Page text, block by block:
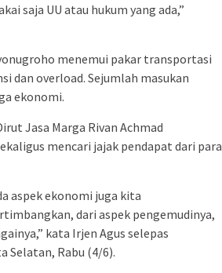
saja UU atau hukum yang ada,”
menemui pakar transportasi
dan overload. Sejumlah masukan
ekonomi.
Jasa Marga Rivan Achmad
mencari jajak pendapat dari para
aspek ekonomi juga kita
dari aspek pengemudinya,
kata Irjen Agus selepas
Selatan, Rabu (4/6).